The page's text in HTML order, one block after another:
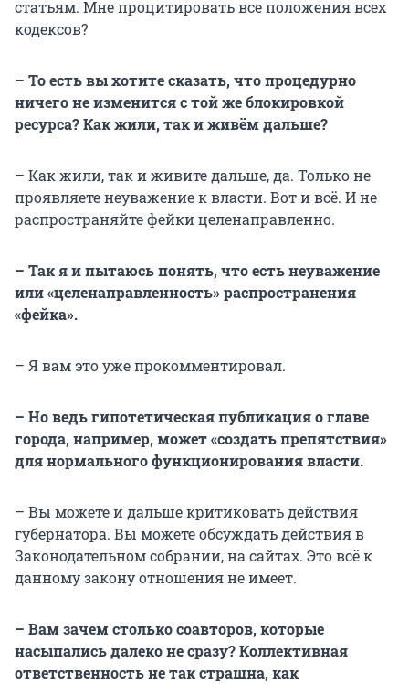
статьям. Мне процитировать все положения всех
кодексов?
– То есть вы хотите сказать, что процедурно
ничего не изменится с той же блокировкой
ресурса? Как жили, так и живём дальше?
– Как жили, так и живите дальше, да. Только не
проявляете неуважение к власти. Вот и всё. И не
распространяйте фейки целенаправленно.
– Так я и пытаюсь понять, что есть неуважение
или «целенаправленность» распространения
«фейка».
– Я вам это уже прокомментировал.
– Но ведь гипотетическая публикация о главе
города, например, может «создать препятствия»
для нормального функционирования власти.
– Вы можете и дальше критиковать действия
губернатора. Вы можете обсуждать действия в
Законодательном собрании, на сайтах. Это всё к
данному закону отношения не имеет.
– Вам зачем столько соавторов, которые
насыпались далеко не сразу? Коллективная
ответственность не так страшна, как